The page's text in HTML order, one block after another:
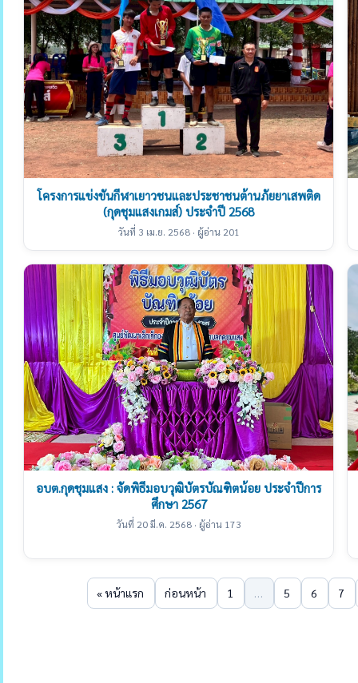
โครงการแข่งขันกีฬาเยาวชนและประชาชนต้านภัยยาเสพติด
(กุดชุมแสงเกมส์) ประจำปี 2568
วันที่ 3 เม.ย. 2568 · ผู้อ่าน 201
อบต.กุดชุมแสง : จัดพิธีมอบวุฒิบัตรบัณฑิตน้อย ประจำปีการ
ศึกษา 2567
วันที่ 20 มี.ค. 2568 · ผู้อ่าน 173
« หน้าแรก ก่อนหน้า 1 … 5 6 7